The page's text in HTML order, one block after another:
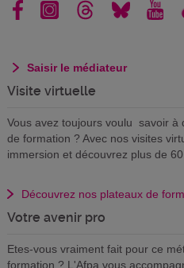
Saisir le médiateur
Visite virtuelle
Vous avez toujours voulu savoir à
de formation ? Avec nos visites
immersion et découvrez plus de
Découvrez nos plateaux de
Votre avenir pro
Etes-vous vraiment fait pour ce
formation ? L'Afpa vous